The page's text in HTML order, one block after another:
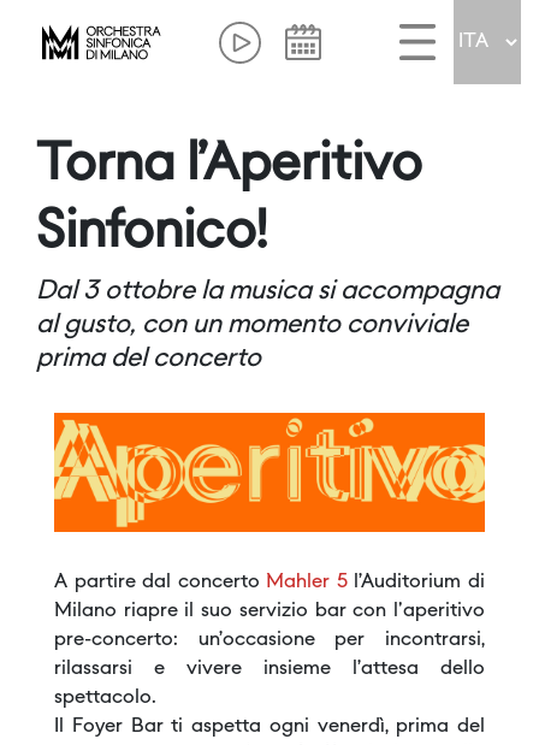
Torna l’Aperitivo
Sinfonico!
Dal 3 ottobre la musica si accompagna
al gusto, con un momento conviviale
prima del concerto
A partire dal concerto Mahler 5l’Auditorium di
Milano riapre il suo servizio bar con l'aperitivo
pre-concerto: un’occasione per incontrarsi,
rilassarsi e vivere insieme l’attesa dello
spettacolo.
Il Foyer Bar ti aspetta ogni venerdì, prima del